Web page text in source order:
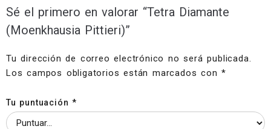
Sé el primero en valorar “Tetra Diamante
(Moenkhausia Pittieri)”
Tu dirección de correo electrónico no será publicada.
Los campos obligatorios están marcados con*
Tu puntuación*